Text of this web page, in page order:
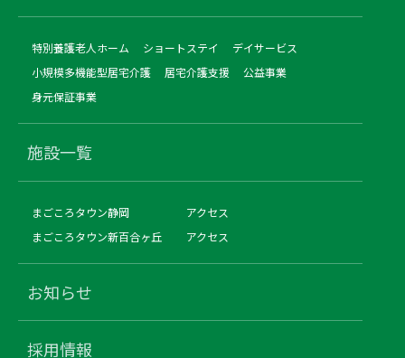
特別養護老人ホーム ショートステイ
デイサービス
小規模多機能型居宅介護
居宅介護支援
公益事業
身元保証事業
施設一覧
まごころタウン静岡
アクセス
まごころタウン新百合ヶ丘
アクセス
お知らせ
採用情報